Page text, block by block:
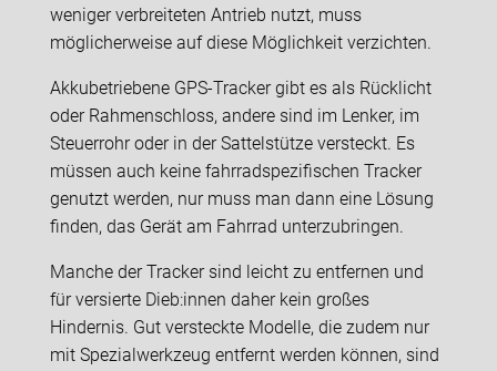
weniger verbreiteten Antrieb nutzt, muss
möglicherweise auf diese Möglichkeit verzichten.
Akkubetriebene GPS-Tracker gibt es als Rücklicht
oder Rahmenschloss, andere sind im Lenker, im
Steuerrohr oder in der Sattelstütze versteckt. Es
müssen auch keine fahrradspezifischen Tracker
genutzt werden, nur muss man dann eine Lösung
finden, das Gerät am Fahrrad unterzubringen.
Manche der Tracker sind leicht zu entfernen und
für versierte Dieb:innen daher kein großes
Hindernis. Gut versteckte Modelle, die zudem nur
mit Spezialwerkzeug entfernt werden können, sind